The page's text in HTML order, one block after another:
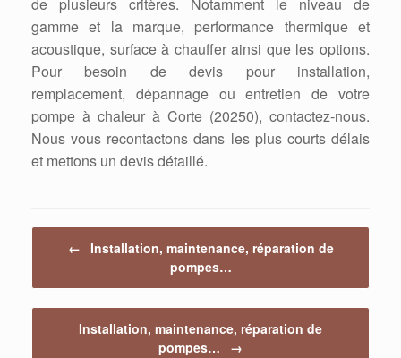
de plusieurs critères. Notamment le niveau de
gamme et la marque, performance thermique et
acoustique, surface à chauffer ainsi que les options.
Pour besoin de devis pour installation,
remplacement, dépannage ou entretien de votre
pompe à chaleur à Corte (20250), contactez-nous.
Nous vous recontactons dans les plus courts délais
et mettons un devis détaillé.
←
Installation, maintenance, réparation de
pompes…
Installation, maintenance, réparation de
pompes…
→